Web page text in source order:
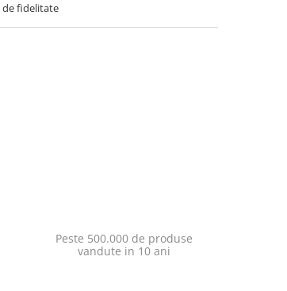
de fidelitate
Peste 500.000 de produse
vandute in 10 ani